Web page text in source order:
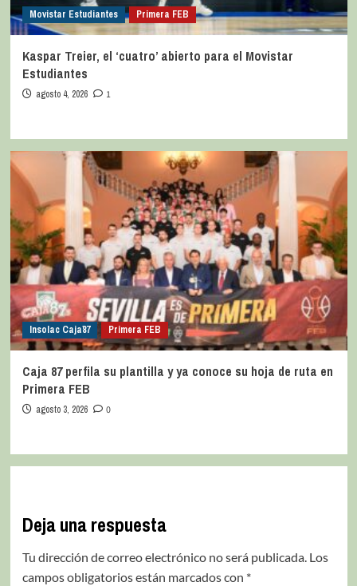
Movistar Estudiantes Primera FEB
Kaspar Treier, el ‘cuatro’ abierto para el Movistar
Estudiantes
agosto 4, 2026 1
Insolac Caja´87 Primera FEB
Caja 87 perfila su plantilla y ya conoce su hoja de ruta en
Primera FEB
agosto 3, 2026 0
Deja una respuesta
Tu dirección de correo electrónico no será publicada. Los
campos obligatorios están marcados con *